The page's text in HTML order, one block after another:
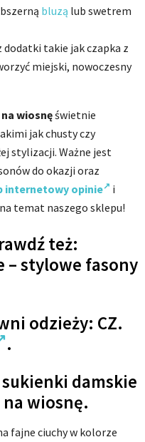
bluzą lub swetrem
dodatki takie jak czapka z
miejski, nowoczesny
wiosnęświetnie
jak chusty czy
stylizacji. Ważne jest
do okazji oraz
internetowy opinie
i
temat naszego sklepu!
też:
– stylowe fasony
odzieży: CZ.
.
damskie
wiosnę.
fajne ciuchy w kolorze